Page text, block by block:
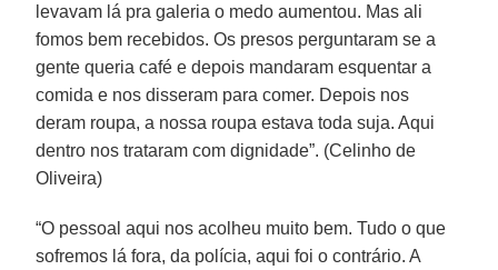
levavam lá pra galeria o medo aumentou. Mas ali
fomos bem recebidos. Os presos perguntaram se a
gente queria café e depois mandaram esquentar a
comida e nos disseram para comer. Depois nos
deram roupa, a nossa roupa estava toda suja. Aqui
dentro nos trataram com dignidade”. (Celinho de
Oliveira)
“O pessoal aqui nos acolheu muito bem. Tudo o que
sofremos lá fora, da polícia, aqui foi o contrário. A